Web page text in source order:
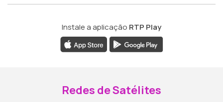
Instale a aplicação RTP Play
Redes de Satélites